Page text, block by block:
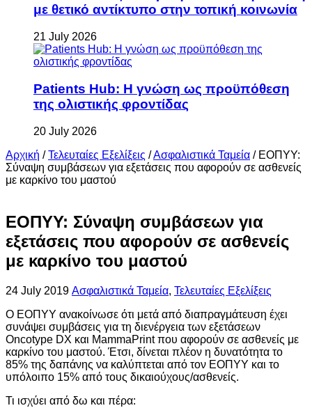
με θετικό αντίκτυπο στην τοπική κοινωνία
21 July 2026
Patients Hub: Η γνώση ως προϋπόθεση
της ολιστικής φροντίδας
20 July 2026
Αρχική / Τελευταίες Εξελίξεις /Ασφαλιστικά Ταμεία / ΕΟΠΥΥ:
Σύναψη συμβάσεων για εξετάσεις που αφορούν σε ασθενείς
με καρκίνο του μαστού
ΕΟΠΥΥ: Σύναψη συμβάσεων για
εξετάσεις που αφορούν σε ασθενείς
με καρκίνο του μαστού
24 July 2019 Ασφαλιστικά Ταμεία, Τελευταίες Εξελίξεις
Ο ΕΟΠΥΥ ανακοίνωσε ότι μετά από διαπραγμάτευση έχει
συνάψει συμβάσεις για τη διενέργεια των εξετάσεων
Oncotype DΧ και MammaPrint που αφορούν σε ασθενείς με
καρκίνο του μαστού. Έτσι, δίνεται πλέον η δυνατότητα το
85% της δαπάνης να καλύπτεται από τον ΕΟΠΥΥ και το
υπόλοιπο 15% από τους δικαιούχους/ασθενείς.
Τι ισχύει από δω και πέρα: